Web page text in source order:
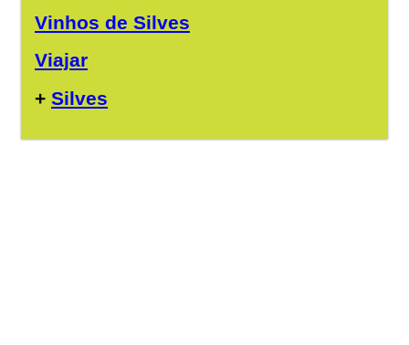
Vinhos de Silves
Viajar
+ Silves